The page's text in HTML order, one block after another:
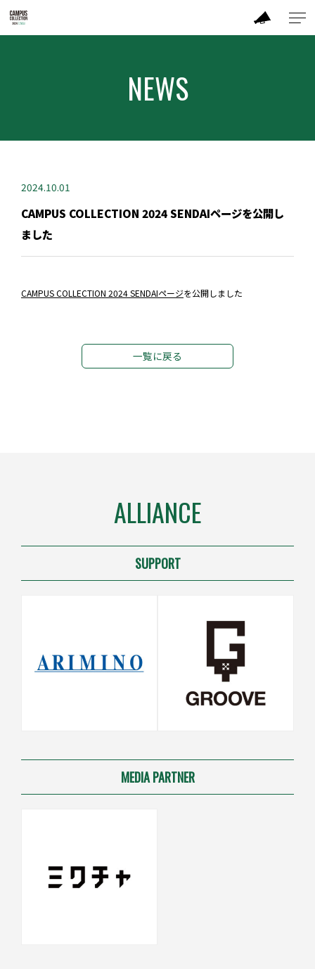
PERFORMANCE
TIME TABLE
TICKET / ACCESS
CONTACT
NEWS
2024.10.01
CAMPUS COLLECTION 2024 SENDAIページを公開し
ました
CAMPUS COLLECTION 2024 SENDAIページを公開しました
一覧に戻る
ALLIANCE
SUPPORT
MEDIA PARTNER